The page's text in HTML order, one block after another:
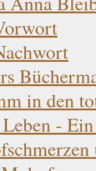
in den
-